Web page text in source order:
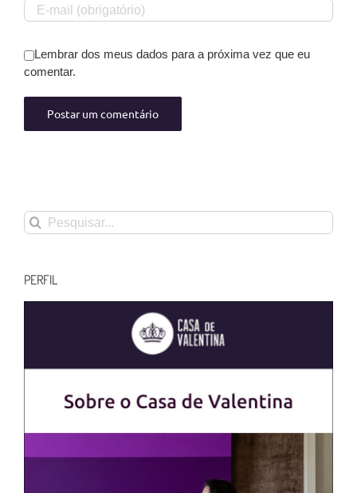
Lembrar dos meus dados para a próxima vez que eu
comentar.
Buscar
resultados
PERFIL